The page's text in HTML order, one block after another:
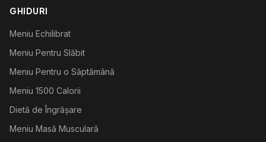
GHIDURI
Meniu Echilibrat
Meniu Pentru Slăbit
Meniu Pentru o Săptămână
Meniu 1500 Calorii
Dietă de Îngrășare
Meniu Masă Musculară